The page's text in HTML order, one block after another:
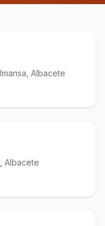
Albacete
Albacete